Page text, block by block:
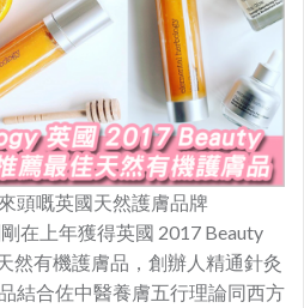
頭嘅英國天然護膚品牌
在上年獲得英國 2017 Beauty
然有機護膚品，創辦人精通針灸
結合佐中醫養膚五行理論同西方